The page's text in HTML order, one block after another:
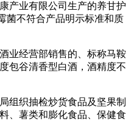
产业有限公司生产的养甘护
菌不符合产品明示标准和质
经营部销售的、标称马鞍
包谷清香型白酒，酒精度不
织抽检炒货食品及坚果制
、薯类和膨化食品、保健食